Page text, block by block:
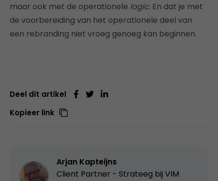
maar ook met de operationele logic. En dat je met
de voorbereiding van het operationele deel van
een rebranding niet vroeg genoeg kan beginnen.
Deel dit artikel
Kopieer link
Arjan Kapteijns
Client Partner - Strateeg bij VIM